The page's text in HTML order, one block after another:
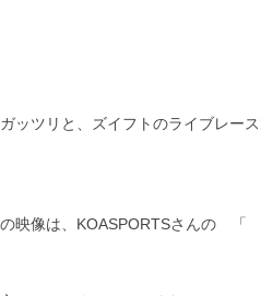
ッツリと、ズイフトのライブレー
の映像は、KOASPORTSさんの